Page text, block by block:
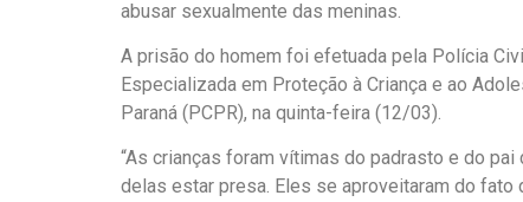
abusar sexualmente das meninas.
A prisão do homem foi efetuada pela Polícia
Especializada em Proteção à Criança e ao
Paraná (PCPR), na quinta-feira (12/03).
“As crianças foram vítimas do padrasto e do
delas estar presa. Eles se aproveitaram do